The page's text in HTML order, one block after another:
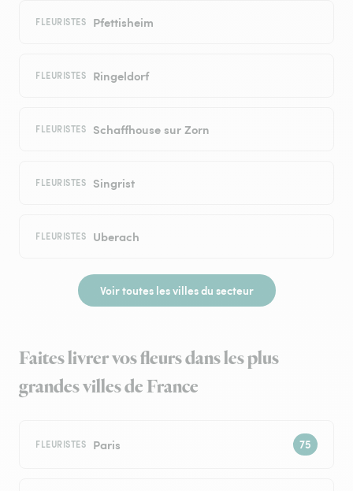
FLEURISTES Pfettisheim
FLEURISTES Ringeldorf
FLEURISTES Schaffhouse sur Zorn
FLEURISTES Singrist
FLEURISTES Uberach
Voir toutes les villes du secteur
Faites livrer vos fleurs dans les plus
grandes villes de France
FLEURISTES Paris